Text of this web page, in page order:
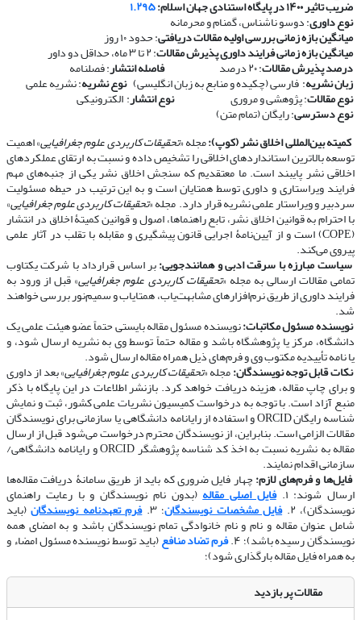
ضریب تاثیر ۱۴۰۰ در پایگاه استنادی جهان اسلام: ۱.۲۹۵
نوع داوری: دوسو ناشناس، گمنام و محرمانه
​​​​​​​میانگین بازه زمانی بررسی اولیه مقالات دریافتی: حدود ۱۰ روز
​​​​​​​میانگین بازه زمانی فرایند داوری پذیرش مقالات: ۲ تا ۳ ماه، حداقل دو داور
درصد پذیرش مقالات: ۲۰ درصد ​​​​​​​فاصله انتشار: فصلنامه
زبان نشریه: فارسی (چکیده و منابع به زبان انگلیسی) ​​​​​​​نوع نشریه: نشریه علمی
​​​​​​​نوع مقالات: پژوهشی و مروری ​​​​​​​نوع انتشار: الکترونیکی
​​​​​​​نوع دسترسی: رایگان (تمام متن)
​​​​​​​کمیته بین‌المللی اخلاق نشر (کوپ):مجله «تحقیقات کاربردی علوم جغرافیایی» اهمیت
توسعه بالاترین استانداردهای اخلاقی را تشخیص داده و نسبت به ارتقای عملکردهای
اخلاقی نشر پایبند است. ما معتقدیم که سنجش اخلاق نشر یکی از جنبه‌های مهم
فرایند ویراستاری و داوری توسط همتایان است و به این ترتیب در حیطه مسئولیت
سردبیر و ویراستار علمی نشریه قرار دارد. مجله «تحقیقات کاربردی علوم جغرافیایی»
با احترام به قوانین اخلاق نشر، تابع راهنماها، اصول و قوانین کمیتۀ اخلاق در انتشار
(COPE) است و از آیین‌نامۀ اجرایی قانون پیشگیری و مقابله با تقلب در آثار علمی
پیروی می‌کند.
​​​​​​​سیاست مبارزه با سرقت ادبی و همانندجویی:بر اساس قرارداد با شرکت یکتاوب
تمامی مقالات ارسالی به مجله «تحقیقات کاربردی علوم جغرافیایی» قبل از ورود به
فرایند داوری از طریق نرم‌افزارهای مشابهت‌یاب، همتایاب و سمیم‌نور بررسی خواهند
شد.
​​​​​​​نویسنده مسئول مکاتبات:نویسنده مسئول مقاله بایستی حتماً عضو هیئت علمی یک
دانشگاه، مرکز یا پژوهشگاه باشد و مقاله حتماً توسط وی به نشریه ارسال شود، و
یا نامه تأییدیه مکتوب وی و فرم‌های ذیل همراه مقاله ارسال شود.
​​​​​​​نکات قابل توجه نویسندگان:مجله «تحقیقات کاربردی علوم جغرافیایی» بعد از داوری
و برای چاپ مقاله، هزینه دریافت خواهد کرد. بازنشر اطلاعات در این پایگاه با ذکر
منبع آزاد است. با توجه به درخواست کمیسیون نشریات علمی کشور، ثبت و نمایش
شناسه رایگان ORCID و استفاده از رایانامه دانشگاهی یا سازمانی برای نویسندگان
مقالات الزامی است. بنابراین، از نویسندگان محترم درخواست می‌شود قبل از ارسال
مقاله به نشریه نسبت به اخذ کد شناسه پژوهشگر ORCID و رایانامه دانشگاهی/
سازمانی اقدام نمایند.
​​​​​​​فایل‌ها و فرم‌های لازم:چهار فایل ضروری که باید از طریق سامانۀ دریافت مقاله‌ها
ارسال شوند: ۱. فایل اصلی مقاله(بدون نام نویسندگان و با رعایت راهنمای
نویسندگان)، ۲. فایل مشخصات نویسندگان؛ ۳. فرم تعهدنامه نویسندگان(باید
شامل عنوان مقاله و نام و نام خانوادگی تمام نویسندگان باشد و به امضای همه
نویسندگان رسیده باشد)؛ ۴. فرم تضاد منافع(باید توسط نویسنده مسئول امضاء و
به همراه فایل مقاله بارگذاری شود)؛
مقالات پر بازدید